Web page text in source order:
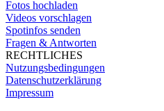
Fotos hochladen
Videos vorschlagen
Spotinfos senden
Fragen & Antworten
RECHTLICHES
Nutzungsbedingungen
Datenschutzerklärung
Impressum